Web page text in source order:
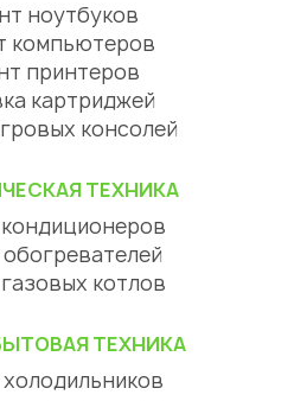
ноутбуков
компьютеров
принтеров
картриджей
консолей
ТЕХНИКА
котлов
ТЕХНИКА